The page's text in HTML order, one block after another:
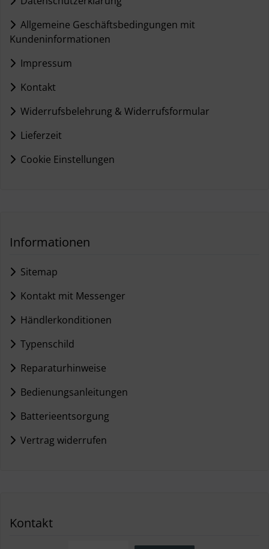
Allgemeine Geschäftsbedingungen mit
Kundeninformationen
Impressum
Kontakt
Widerrufsbelehrung & Widerrufsformular
Lieferzeit
Cookie Einstellungen
Informationen
Sitemap
Kontakt mit Messenger
Händlerkonditionen
Typenschild
Reparaturhinweise
Bedienungsanleitungen
Batterieentsorgung
Vertrag widerrufen
Kontakt